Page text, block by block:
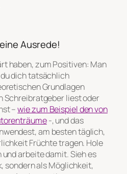
Ausrede!
haben, zum Positiven: Man
dich tatsächlich
Grundlagen
Schreibratgeber liest oder
–wie zum Beispiel den von
-, und das
am besten täglich,
Früchte tragen. Hole
arbeite damit. Sieh es
sondern als Möglichkeit,